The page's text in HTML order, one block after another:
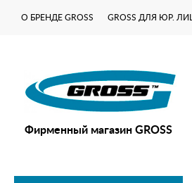
О БРЕНДЕ GROSS GROSS ДЛЯ ЮР. ЛИЦ
Фирменный магазин GROSS